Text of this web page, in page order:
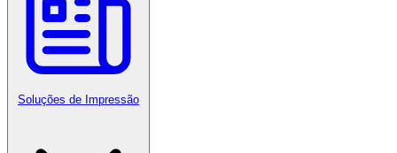
Soluções de Impressão